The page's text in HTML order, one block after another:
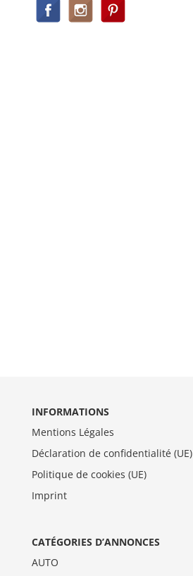
INFORMATIONS
Mentions Légales
Déclaration de confidentialité (UE)
Politique de cookies (UE)
Imprint
CATÉGORIES D’ANNONCES
AUTO